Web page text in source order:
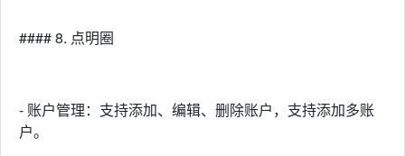
#### 8. 点明圈
- 账户管理：支持添加、编辑、删除账户，支持添加多账
户。